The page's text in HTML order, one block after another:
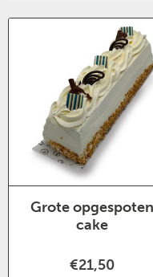
Grote opgespoten
cake
€21,50